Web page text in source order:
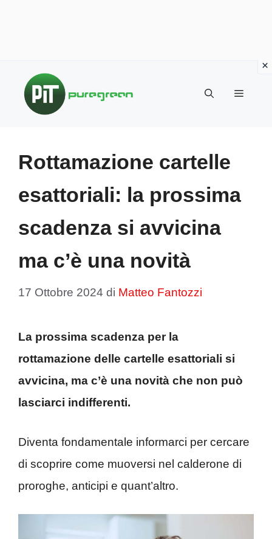
contenuto
MENU
Rottamazione cartelle
esattoriali: la prossima
scadenza si avvicina
ma c’è una novità
17 Ottobre 2024 di Matteo Fantozzi
La prossima scadenza per la
rottamazione delle cartelle esattoriali si
avvicina, ma c’è una novità che non può
lasciarci indifferenti.
Diventa fondamentale informarci per cercare
di scoprire come muoversi nel calderone di
proroghe, anticipi e quant’altro.